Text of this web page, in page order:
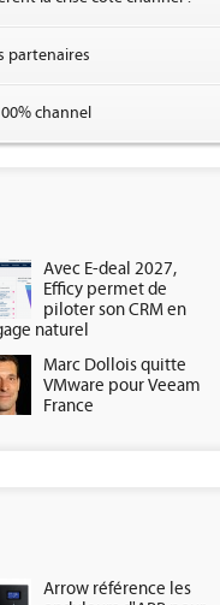
partenaires
channel
Avec E-deal 2027,
Efficy permet de
piloter son CRM en
naturel
Marc Dollois quitte
VMware pour Veeam
France
Arrow référence les